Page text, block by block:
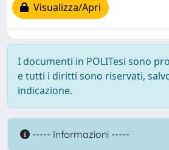
Visualizza/Apri
I documenti in POLITesi sono
e tutti i diritti sono riservati,
indicazione.
----- Informazioni -----